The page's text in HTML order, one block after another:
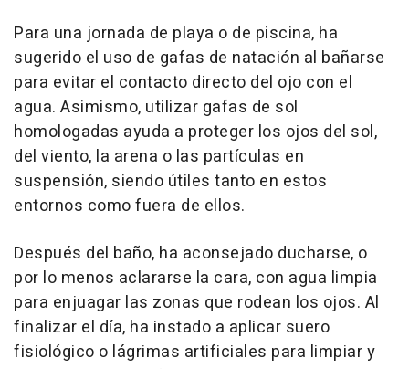
Para una jornada de playa o de piscina, ha
sugerido el uso de gafas de natación al bañarse
para evitar el contacto directo del ojo con el
agua. Asimismo, utilizar gafas de sol
homologadas ayuda a proteger los ojos del sol,
del viento, la arena o las partículas en
suspensión, siendo útiles tanto en estos
entornos como fuera de ellos.
Después del baño, ha aconsejado ducharse, o
por lo menos aclararse la cara, con agua limpia
para enjuagar las zonas que rodean los ojos. Al
finalizar el día, ha instado a aplicar suero
fisiológico o lágrimas artificiales para limpiar y